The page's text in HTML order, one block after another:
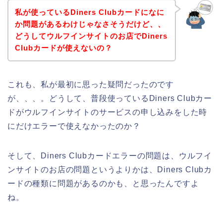
私が使っているDiners Clubカードになに
か問題があるわけじゃなさそうだけど、、
どうしてウルフインサイトのお店でDiners
Clubカードが使えないの？
これも、私が最初に思った疑問だったのです
が、、、。どうして、普段使っているDiners Clubカー
ドがウルフインサイトのサービスの申し込みをした時
にだけエラーで使えなかったのか？
そして、Diners Clubカードエラーの問題は、ウルフイ
ンサイトのお店の問題というよりかは、Diners Clubカ
ードの種類に問題があるのかも、と思ったんですよ
ね。